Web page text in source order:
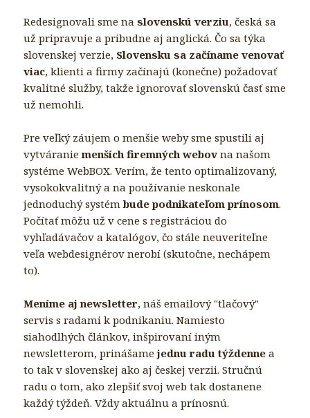
Redesignovali sme naslovenskú verziu, česká sa
už pripravuje a pribudne aj anglická. Čo sa týka
slovenskej verzie, Slovensku sa začíname venovať
viac, klienti a firmy začínajú (konečne) požadovať
kvalitné služby, takže ignorovať slovenskú časť sme
už nemohli.
Pre veľký záujem o menšie weby sme spustili aj
vytváraniemenších firemných webov na našom
systéme WebBOX. Verím, že tento optimalizovaný,
vysokokvalitný a na používanie neskonale
jednoduchý systémbude podnikateľom prínosom.
Počítať môžu už v cene s registráciou do
vyhľadávačov a katalógov, čo stále neuveriteľne
veľa webdesignérov nerobí (skutočne, nechápem
to).
Meníme aj newsletter, náš emailový "tlačový"
servis s radami k podnikaniu. Namiesto
siahodlhých článkov, inšpirovaní iným
newsletterom, prinášamejednu radu týždenne a
to tak v slovenskej ako aj českej verzii. Stručnú
radu o tom, ako zlepšiť svoj web tak dostanene
každý týždeň. Vždy aktuálnu a prínosnú.